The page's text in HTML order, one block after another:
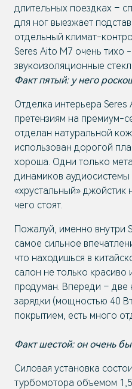
длительных поездках –
для ног выезжает
отдельный климат-
Seres Aito M7 очень тихо
звукоизоляционные
Факт пятый: у него
Отделка интерьера Seres
претензиям на премиум-
отделан натуральной
использован дорогой
хороша. Одни только
динамиков аудиосистемы
«хрустальный» джойстик
чего стоят.
Пожалуй, именно внутри
самое сильное
что находишься в
салон не только красиво
продуман. Впереди –
зарядки (мощностью 40
покрытием, есть много
Факт шестой: он очень
Силовая установка
турбомотора объемом